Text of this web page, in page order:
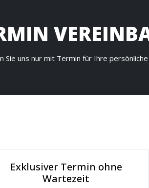
Sie uns nur mit Termin für Ihre
Exklusiver Termin ohne
Wartezeit